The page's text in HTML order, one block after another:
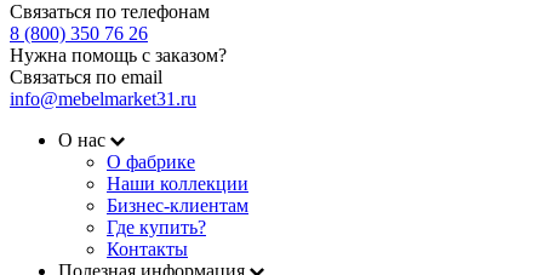
Связаться по телефонам
8 (800) 350 76 26
Нужна помощь с заказом?
Связаться по email
info@mebelmarket31.ru
О нас
О фабрике
Наши коллекции
Бизнес-клиентам
Где купить?
Контакты